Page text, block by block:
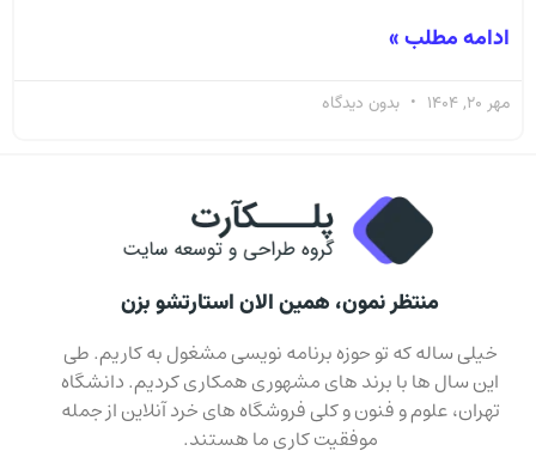
ادامه مطلب »
مهر 20, 1404 بدون دیدگاه
منتظر نمون، همین الان استارتشو بزن
خیلی ساله که تو حوزه برنامه نویسی مشغول به کاریم. طی
این سال ها با برند های مشهوری همکاری کردیم. دانشگاه
تهران، علوم و فنون و کلی فروشگاه های خرد آنلاین از جمله
موفقیت کاری ما هستند.